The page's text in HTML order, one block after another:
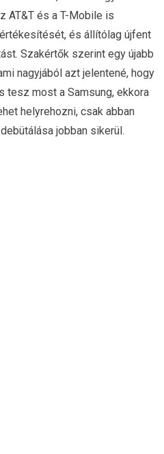
AT&T és a T-Mobile is
és állítólag újfent
Szakértők szerint egy újabb
nagyjából azt jelentené, hogy
tesz most a Samsung, ekkora
helyrehozni, csak abban
debütálása jobban sikerül.